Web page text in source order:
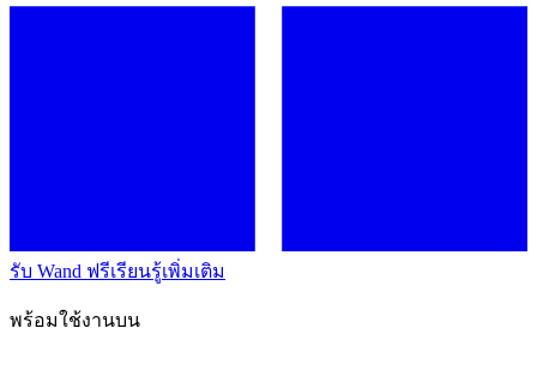
รับ Wand ฟรีเรียนรู้เพิ่มเติม
พร้อมใช้งานบน